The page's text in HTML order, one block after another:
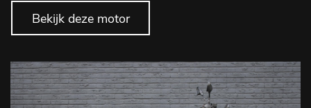
Bekijk deze motor